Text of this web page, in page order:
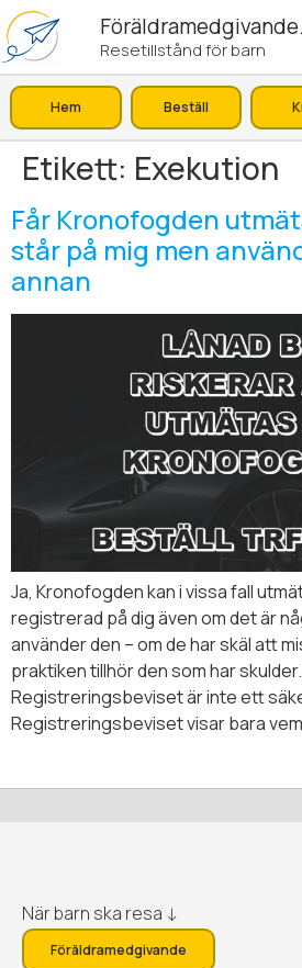
Resetillstånd för barn
Hem Beställ
Etikett: Exekution
Får Kronofogden
står på mig men
annan
Ja, Kronofogden kan i vissa fall
registrerad på dig även om det är
använder den – om de har skäl att
praktiken tillhör den som har
Registreringsbeviset är inte ett
Registreringsbeviset visar bara
När barn ska resa ↓
Föräldramedgivande